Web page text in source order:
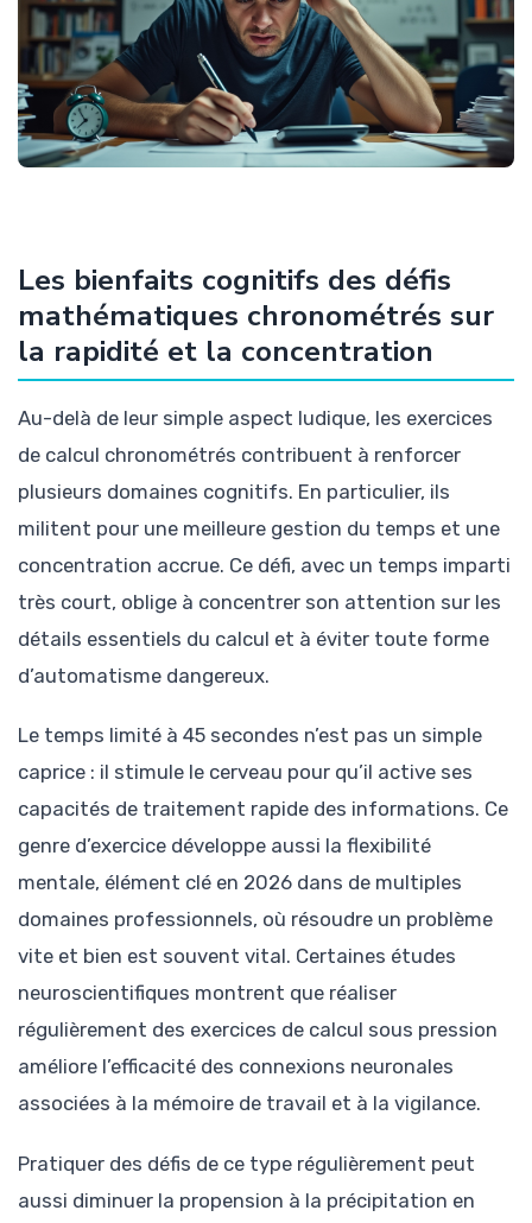
Les bienfaits cognitifs des défis
mathématiques chronométrés sur
la rapidité et la concentration
Au-delà de leur simple aspect ludique, les exercices
de calcul chronométrés contribuent à renforcer
plusieurs domaines cognitifs. En particulier, ils
militent pour une meilleure gestion du temps et une
concentration accrue. Ce défi, avec un temps imparti
très court, oblige à concentrer son attention sur les
détails essentiels du calcul et à éviter toute forme
d’automatisme dangereux.
Le temps limité à 45 secondes n’est pas un simple
caprice : il stimule le cerveau pour qu’il active ses
capacités de traitement rapide des informations. Ce
genre d’exercice développe aussi la flexibilité
mentale, élément clé en 2026 dans de multiples
domaines professionnels, où résoudre un problème
vite et bien est souvent vital. Certaines études
neuroscientifiques montrent que réaliser
régulièrement des exercices de calcul sous pression
améliore l’efficacité des connexions neuronales
associées à la mémoire de travail et à la vigilance.
Pratiquer des défis de ce type régulièrement peut
aussi diminuer la propension à la précipitation en